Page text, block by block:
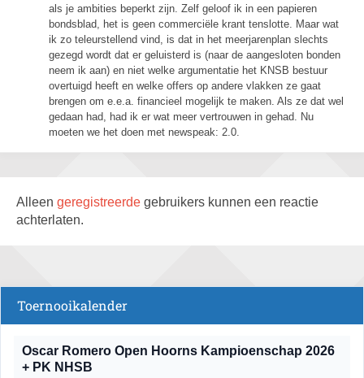
als je ambities beperkt zijn. Zelf geloof ik in een papieren
bondsblad, het is geen commerciële krant tenslotte. Maar wat
ik zo teleurstellend vind, is dat in het meerjarenplan slechts
gezegd wordt dat er geluisterd is (naar de aangesloten bonden
neem ik aan) en niet welke argumentatie het KNSB bestuur
overtuigd heeft en welke offers op andere vlakken ze gaat
brengen om e.e.a. financieel mogelijk te maken. Als ze dat wel
gedaan had, had ik er wat meer vertrouwen in gehad. Nu
moeten we het doen met newspeak: 2.0.
Alleen geregistreerde gebruikers kunnen een reactie
achterlaten.
Toernooikalender
Oscar Romero Open Hoorns Kampioenschap 2026
+ PK NHSB